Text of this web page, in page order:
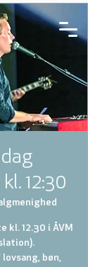
12:30
kl. 12.30 i ÅVM
bøn,